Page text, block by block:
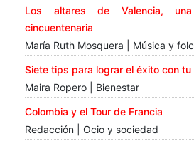
Los altares de Valencia,
cincuentenaria
María Ruth Mosquera | Música y
Siete tips para lograr el éxito con tu
Maira Ropero | Bienestar
Colombia y el Tour de Francia
Redacción | Ocio y sociedad